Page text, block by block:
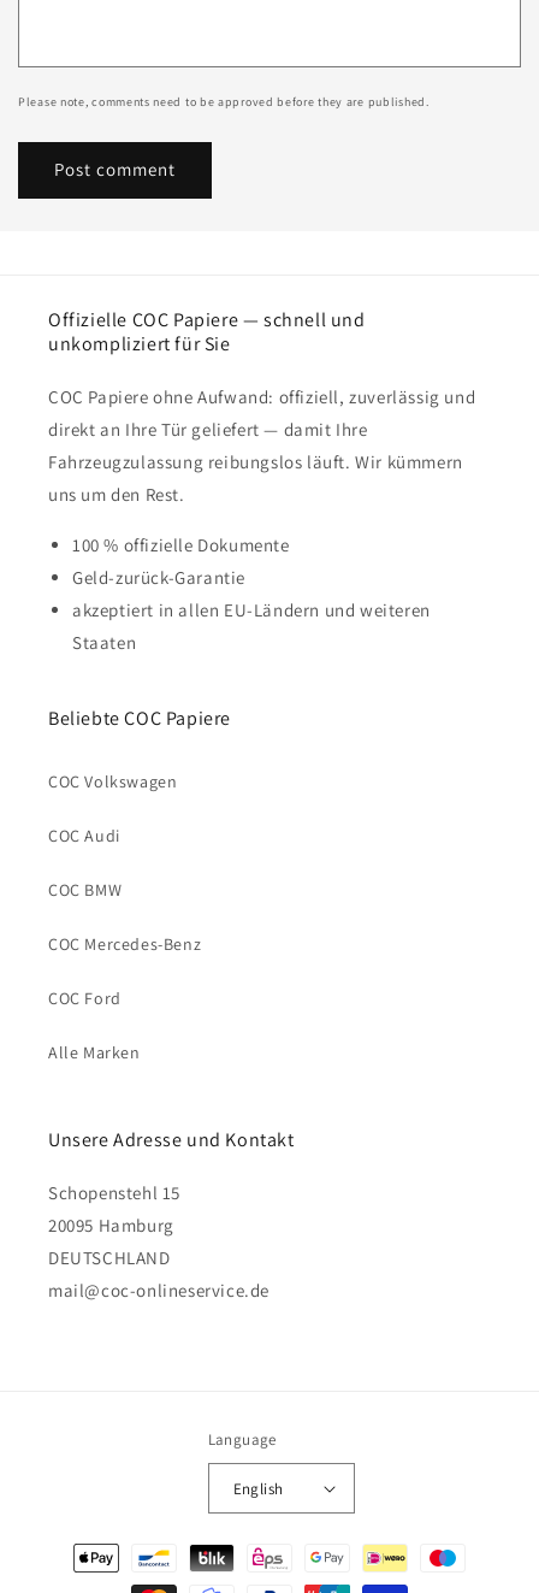
Please note, comments need to be approved before they are published.
Offizielle COC Papiere — schnell und
unkompliziert für Sie
COC Papiere ohne Aufwand: offiziell, zuverlässig und
direkt an Ihre Tür geliefert — damit Ihre
Fahrzeugzulassung reibungslos läuft. Wir kümmern
uns um den Rest.
100 % offizielle Dokumente
Geld-zurück-Garantie
akzeptiert in allen EU-Ländern und weiteren
Staaten
Beliebte COC Papiere
COC Volkswagen
COC Audi
COC BMW
COC Mercedes-Benz
COC Ford
Alle Marken
Unsere Adresse und Kontakt
Schopenstehl 15
20095 Hamburg
DEUTSCHLAND
mail@coc-onlineservice.de
Language
English
Payment
methods